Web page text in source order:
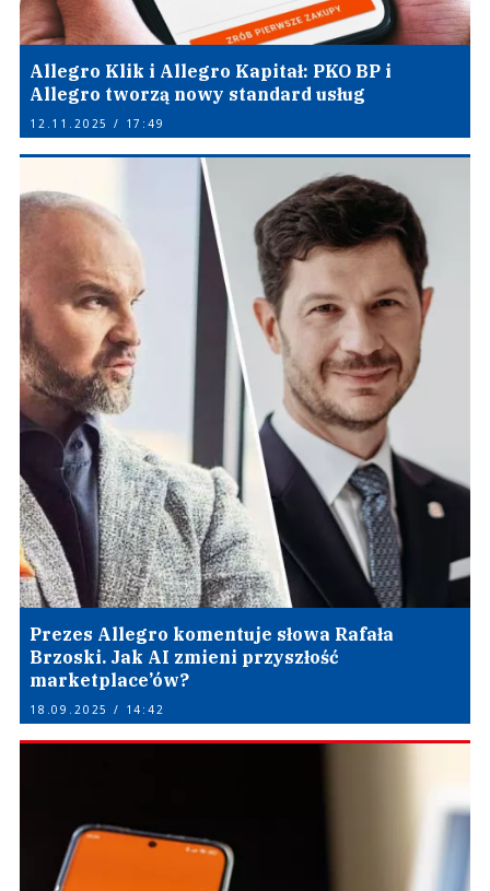
Allegro Klik i Allegro Kapitał: PKO BP i
Allegro tworzą nowy standard usług
12.11.2025 / 17:49
Prezes Allegro komentuje słowa Rafała
Brzoski. Jak AI zmieni przyszłość
marketplace’ów?
18.09.2025 / 14:42